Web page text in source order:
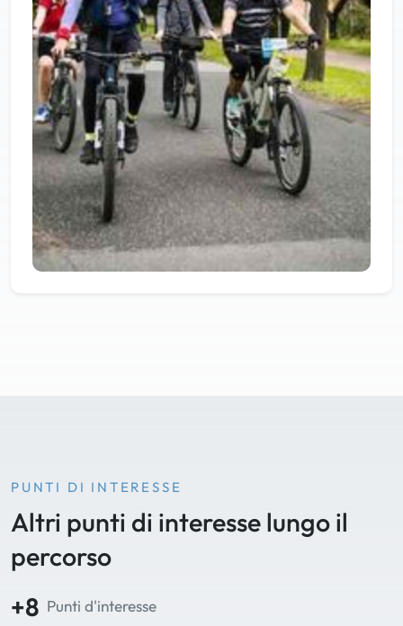
PUNTI DI INTERESSE
Altri punti di interesse lungo il
percorso
+8 Punti d'interesse